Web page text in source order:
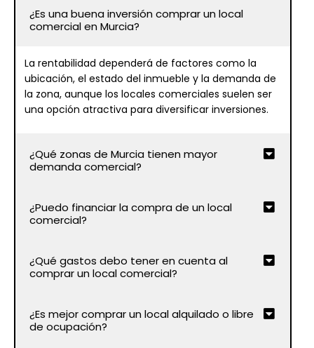
¿Es una buena inversión comprar un local
comercial en Murcia?
La rentabilidad dependerá de factores como la
ubicación, el estado del inmueble y la demanda de
la zona, aunque los locales comerciales suelen ser
una opción atractiva para diversificar inversiones.
¿Qué zonas de Murcia tienen mayor
demanda comercial?
¿Puedo financiar la compra de un local
comercial?
¿Qué gastos debo tener en cuenta al
comprar un local comercial?
¿Es mejor comprar un local alquilado o libre
de ocupación?